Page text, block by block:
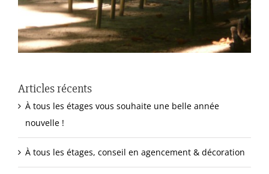
Articles récents
À tous les étages vous souhaite une belle année
nouvelle !
À tous les étages, conseil en agencement & décoration